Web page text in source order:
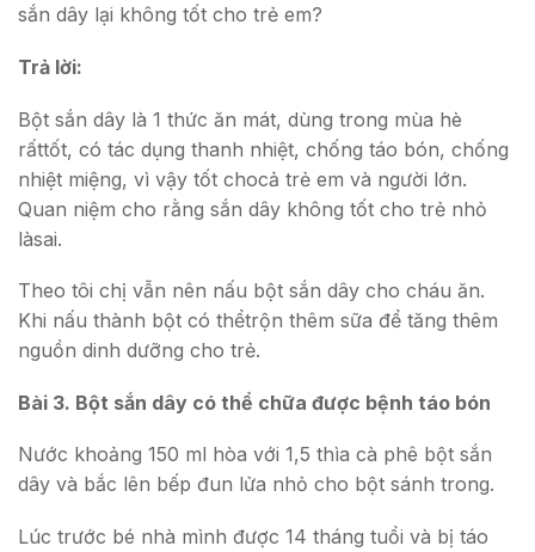
sắn dây lại không tốt cho trẻ em?
Trả lời:
Bột sắn dây là 1 thức ăn mát, dùng trong mùa hè
rấttốt, có tác dụng thanh nhiệt, chống táo bón, chống
nhiệt miệng, vì vậy tốt chocả trẻ em và người lớn.
Quan niệm cho rằng sắn dây không tốt cho trẻ nhỏ
làsai.
Theo tôi chị vẫn nên nấu bột sắn dây cho cháu ăn.
Khi nấu thành bột có thểtrộn thêm sữa để tăng thêm
nguồn dinh dưỡng cho trẻ.
Bài 3. Bột sắn dây có thể chữa được bệnh táo bón
Nước khoảng 150 ml hòa với 1,5 thìa cà phê bột sắn
dây và bắc lên bếp đun lửa nhỏ cho bột sánh trong.
Lúc trước bé nhà mình được 14 tháng tuổi và bị táo